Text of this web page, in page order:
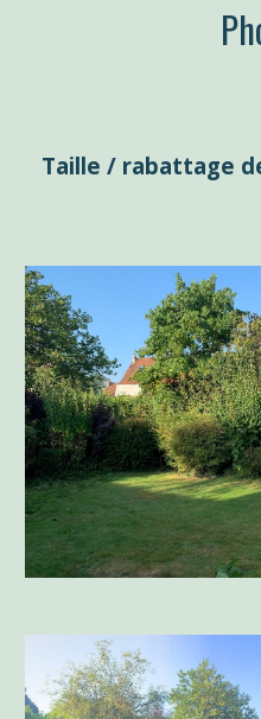
Taille / rabattage